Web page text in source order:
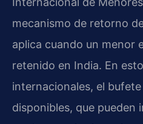
mecanismo de retorno
aplica cuando un menor
retenido en India. En
internacionales, el
disponibles, que pueden